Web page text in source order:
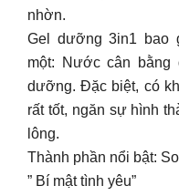
nhờn.
Gel dưỡng 3in1 bao
một: Nước cân
dưỡng. Đặc biệt, có
rất tốt, ngăn sự hình
lông.
Thành phần nổi bật:
” Bí mật tình yêu”